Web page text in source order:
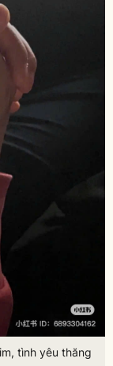
tình yêu thăng